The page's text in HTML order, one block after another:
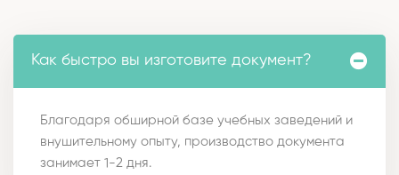
Как быстро вы изготовите документ?
Благодаря обширной базе учебных заведений и
внушительному опыту, производство документа
занимает 1-2 дня.